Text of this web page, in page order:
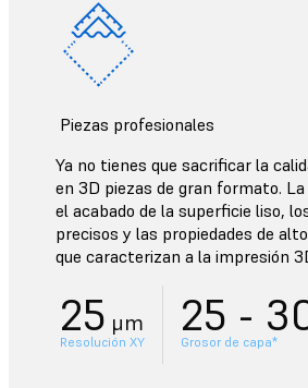
Piezas profesionales
Ya no tienes que sacrificar la
en 3D piezas de gran formato.
el acabado de la superficie liso,
precisos y las propiedades de
que caracterizan a la impresión
25 μm
Resolución XY 25 -
Grosor de capa*